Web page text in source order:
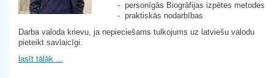
- personīgās Biogrāfijas izpētes metodes
- praktiskās nodarbības
Darba valoda krievu, ja nepieciešams tulkojums uz latviešu valodu
pieteikt savlaicīgi.
lasīt tālāk ...